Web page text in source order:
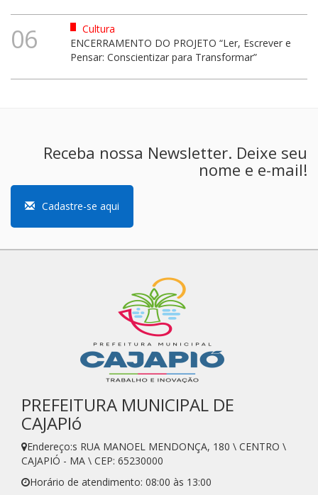
06
Cultura
ENCERRAMENTO DO PROJETO “Ler, Escrever e
Pensar: Conscientizar para Transformar”
Receba nossa Newsletter. Deixe seu
nome e e-mail!
Cadastre-se aqui
PREFEITURA MUNICIPAL DE
CAJAPIó
Endereço:s RUA MANOEL MENDONÇA, 180 \ CENTRO \
CAJAPIÓ - MA \ CEP: 65230000
Horário de atendimento: 08:00 às 13:00